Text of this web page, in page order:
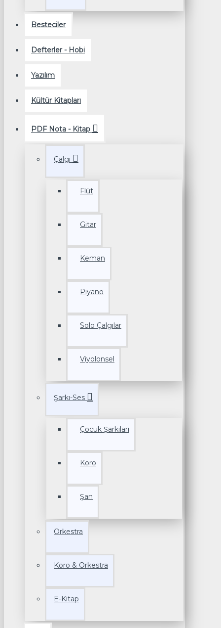
Besteciler
Defterler - Hobi
Yazılım
Kültür Kitapları
PDF Nota - Kitap
Çalgı
Flüt
Gitar
Keman
Piyano
Solo Çalgılar
Viyolonsel
Şarkı-Ses
Çocuk Şarkıları
Koro
Şan
Orkestra
Koro & Orkestra
E-Kitap